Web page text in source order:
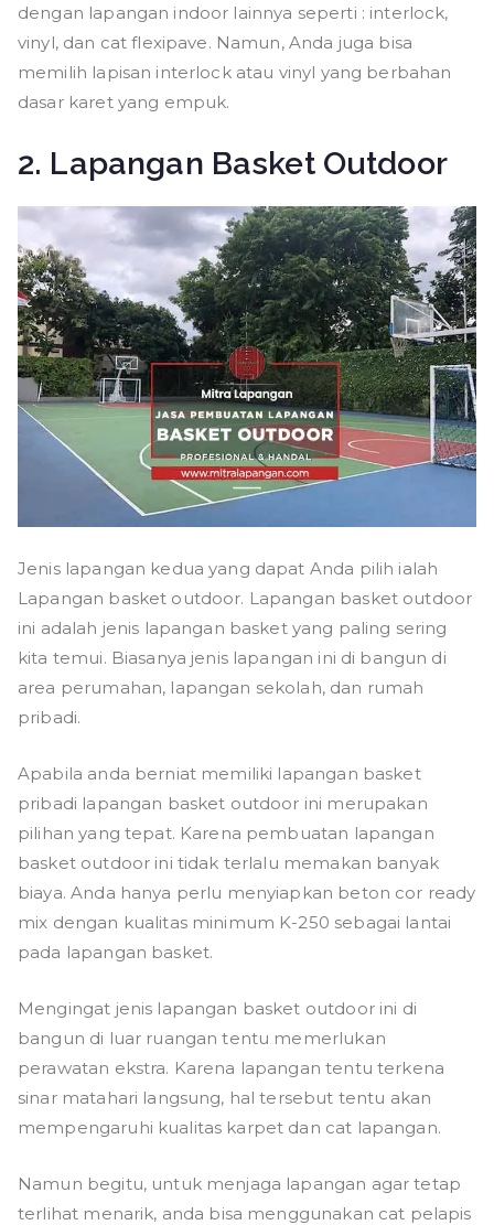
dengan lapangan indoor lainnya seperti : interlock,
vinyl, dan cat flexipave. Namun, Anda juga bisa
memilih lapisan interlock atau vinyl yang berbahan
dasar karet yang empuk.
2. Lapangan Basket Outdoor
Jenis lapangan kedua yang dapat Anda pilih ialah
Lapangan basket outdoor. Lapangan basket outdoor
ini adalah jenis lapangan basket yang paling sering
kita temui. Biasanya jenis lapangan ini di bangun di
area perumahan, lapangan sekolah, dan rumah
pribadi.
Apabila anda berniat memiliki lapangan basket
pribadi lapangan basket outdoor ini merupakan
pilihan yang tepat. Karena pembuatan lapangan
basket outdoor ini tidak terlalu memakan banyak
biaya. Anda hanya perlu menyiapkan beton cor ready
mix dengan kualitas minimum K-250 sebagai lantai
pada lapangan basket.
Mengingat jenis lapangan basket outdoor ini di
bangun di luar ruangan tentu memerlukan
perawatan ekstra. Karena lapangan tentu terkena
sinar matahari langsung, hal tersebut tentu akan
mempengaruhi kualitas karpet dan cat lapangan.
Namun begitu, untuk menjaga lapangan agar tetap
terlihat menarik, anda bisa menggunakan cat pelapis